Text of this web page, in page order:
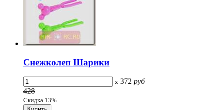
Снежколеп Шарики
x 372 руб
428
Скидка 13%